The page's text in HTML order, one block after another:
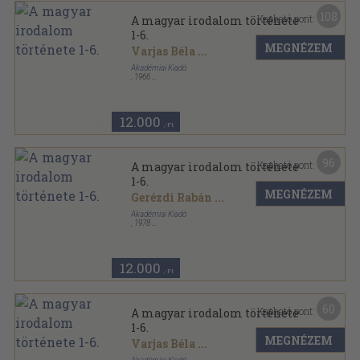
A magyar irodalom története
1-6.
Varjas Béla ...
Akadémiai Kiadó
1966
12.000 ,-Ft
Kapható pont:
MEGNÉZEM
A magyar irodalom története
1-6.
Gerézdi Rabán ...
Akadémiai Kiadó
1978
12.000 ,-Ft
Kapható pont:
MEGNÉZEM
A magyar irodalom története
1-6.
Varjas Béla ...
Kapható pont:
MEGNÉZEM